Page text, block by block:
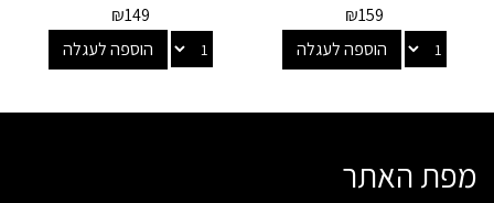
₪159
הוספה לעגלה
₪149
הוספה לעגלה
מפת האתר